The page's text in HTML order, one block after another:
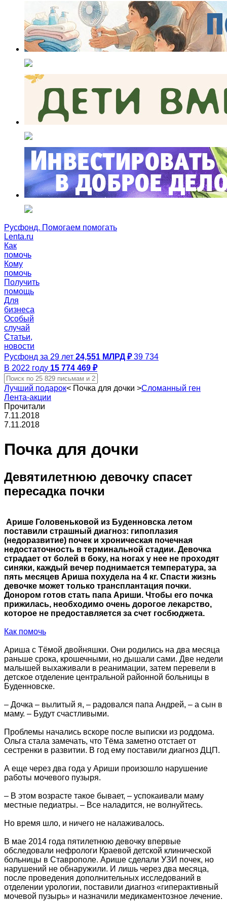
Русфонд. Помогаем помогать
Lenta.ru
Как
помочь
Кому
помочь
Получить
помощь
Для
бизнеса
Особый
случай
Статьи,
новости
Русфонд за 29 лет 24,551 МЛРД ₽ 39 734
В 2022 году 15 774 469 ₽
Лучший подарок< Почка для дочки >Сломанный ген
Лента-акции
Прочитали
7.11.2018
7.11.2018
Почка для дочки
Девятилетнюю девочку спасет
пересадка почки
Арише Головеньковой из Буденновска летом
поставили страшный диагноз: гипоплазия
(недоразвитие) почек и хроническая почечная
недостаточность в терминальной стадии. Девочка
страдает от болей в боку, на ногах у нее не проходят
синяки, каждый вечер поднимается температура, за
пять месяцев Ариша похудела на 4 кг. Спасти жизнь
девочке может только трансплантация почки.
Донором готов стать папа Ариши. Чтобы его почка
прижилась, необходимо очень дорогое лекарство,
которое не предоставляется за счет госбюджета.
Как помочь
Ариша с Тёмой двойняшки. Они родились на два месяца
раньше срока, крошечными, но дышали сами. Две недели
малышей выхаживали в реанимации, затем перевели в
детское отделение центральной районной больницы в
Буденновске.
– Дочка – вылитый я, – радовался папа Андрей, – а сын в
маму. – Будут счастливыми.
Проблемы начались вскоре после выписки из роддома.
Ольга стала замечать, что Тёма заметно отстает от
сестренки в развитии. В год ему поставили диагноз ДЦП.
А еще через два года у Ариши произошло нарушение
работы мочевого пузыря.
– В этом возрасте такое бывает, – успокаивали маму
местные педиатры. – Все наладится, не волнуйтесь.
Но время шло, и ничего не налаживалось.
В мае 2014 года пятилетнюю девочку впервые
обследовали нефрологи Краевой детской клинической
больницы в Ставрополе. Арише сделали УЗИ почек, но
нарушений не обнаружили. И лишь через два месяца,
после проведения дополнительных исследований в
отделении урологии, поставили диагноз «гиперактивный
мочевой пузырь» и назначили медикаментозное лечение.